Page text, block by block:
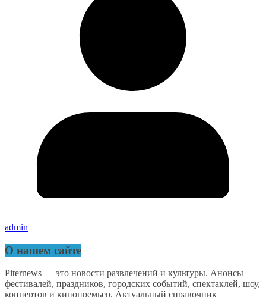
admin
О нашем сайте
Piternews — это новости развлечений и культуры. Анонсы
фестивалей, праздников, городских событий, спектаклей, шоу,
концертов и кинопремьер. Актуальный справочник